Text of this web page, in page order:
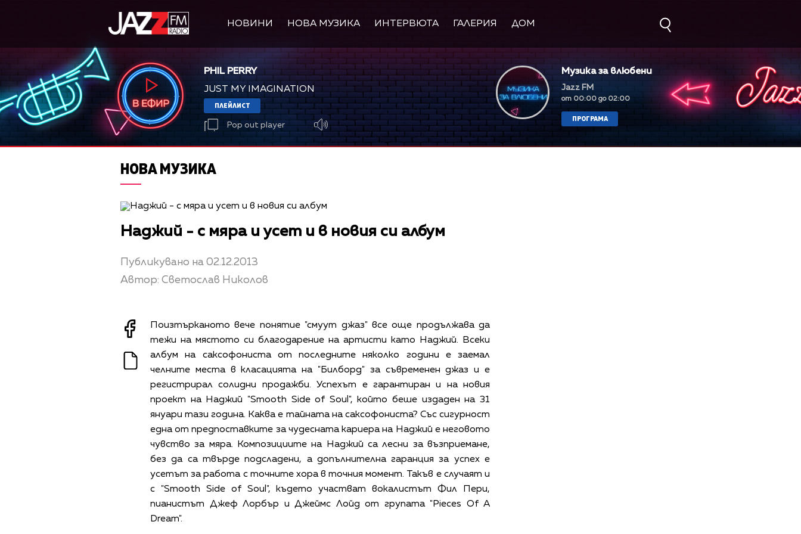
НОВИНИ НОВА МУЗИКА ИНТЕРВЮТА ГАЛЕРИЯ ДОМ
PHIL PERRY
JUST MY IMAGINATION
ПЛЕЙЛИСТ
Pop out player
Музика за влюбени
Jazz FM
от 00:00 до 02:00
ПРОГРАМА
НОВА МУЗИКА
Наджий - с мяра и усет и в новия си албум
Публикувано на 02.12.2013
Автор: Светослав Николов
Поизтърканото вече понятие "смуут джаз" все още продължава да
тежи на мястото си благодарение на артисти като Наджий. Всеки
албум на саксофониста от последните няколко години е заемал
челните места в класацията на "Билборд" за съвременен джаз и е
регистрирал солидни продажби. Успехът е гарантиран и на новия
проект на Наджий "Smooth Side of Soul", който беше издаден на 31
януари тази година. Каква е тайната на саксофониста? Със сигурност
една от предпоставките за чудесната кариера на Наджий е неговото
чувство за мяра. Композициите на Наджий са лесни за възприемане,
без да са твърде подсладени, а допълнителна гаранция за успех е
усетът за работа с точните хора в точния момент. Такъв е случаят и
с "Smooth Side of Soul", където участват вокалистът Фил Пери,
пианистът Джеф Лорбър и Джеймс Лойд от групата "Pieces Of A
Dream".